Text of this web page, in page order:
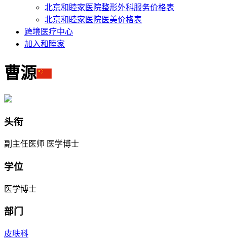
北京和睦家医院整形外科服务价格表
北京和睦家医院医美价格表
跨境医疗中心
加入和睦家
曹源
头衔
副主任医师 医学博士
学位
医学博士
部门
皮肤科